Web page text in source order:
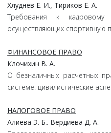
Хлуднев Е. И., Тириков Е. А.
Требования к кадровому
осуществляющих спортивную
ФИНАНСОВОЕ ПРАВО
Клочихин В. А.
О безналичных расчетных
системе: цивилистические
НАЛОГОВОЕ ПРАВО
Алиева Э. Б.. Вердиева Д. А.